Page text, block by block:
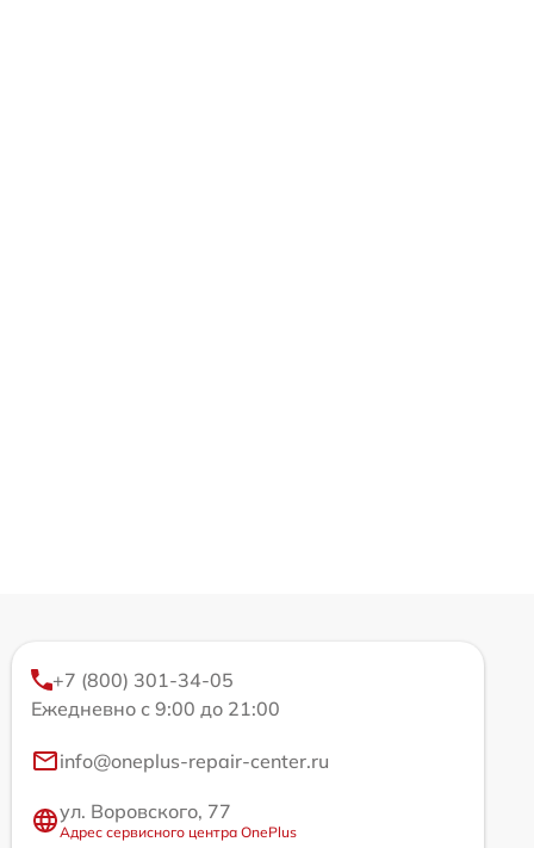
+7 (800) 301-34-05
Ежедневно с 9:00 до 21:00
info@oneplus-repair-center.ru
ул. Воровского, 77
Адрес сервисного центра OnePlus